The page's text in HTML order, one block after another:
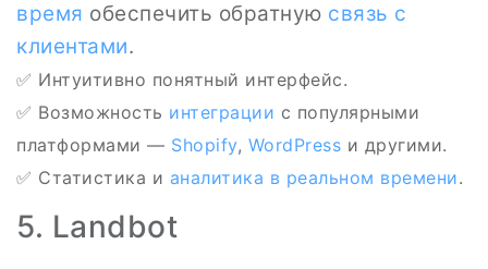
время обеспечить обратную связь с
клиентами.
✅ Интуитивно понятный интерфейс.
✅ Возможность интеграции с популярными
платформами — Shopify, WordPress и другими.
✅ Статистика и аналитика в реальном времени.
5. Landbot